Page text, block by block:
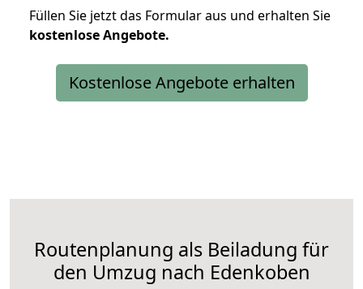
Füllen Sie jetzt das Formular aus und erhalten Sie
kostenloseAngebote.
Kostenlose Angebote erhalten
Routenplanung als Beiladung für
den Umzug nach Edenkoben